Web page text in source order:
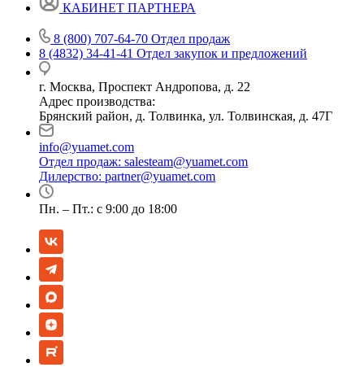
КАБИНЕТ ПАРТНЕРА
8 (800) 707-64-70 Отдел продаж
8 (4832) 34-41-41 Отдел закупок и предложений
г. Москва, Проспект Андропова, д. 22
Адрес производства:
Брянский район, д. Толвинка, ул. Толвинская, д. 47Г
info@yuamet.com
Отдел продаж: salesteam@yuamet.com
Дилерство: partner@yuamet.com
Пн. – Пт.: с 9:00 до 18:00